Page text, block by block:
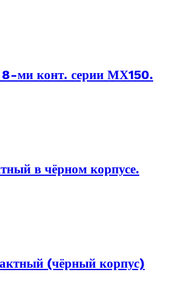
ми конт. серии МХ150.
в чёрном корпусе.
(чёрный корпус)